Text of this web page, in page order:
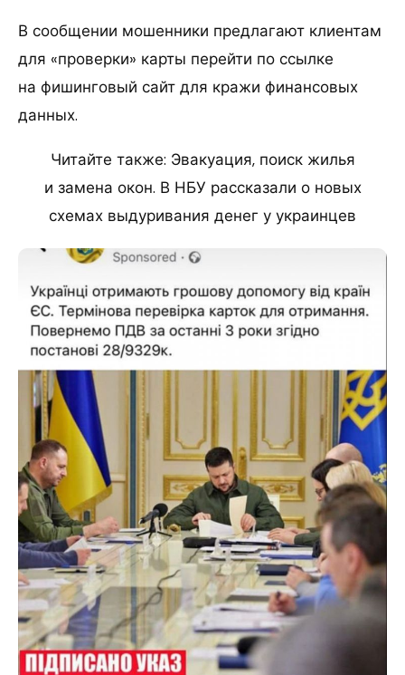
В сообщении мошенники предлагают клиентам
для «проверки» карты перейти по ссылке
на фишинговый сайт для кражи финансовых
данных.
Читайте также: Эвакуация, поиск жилья
и замена окон. В НБУ рассказали о новых
схемах выдуривания денег у украинцев